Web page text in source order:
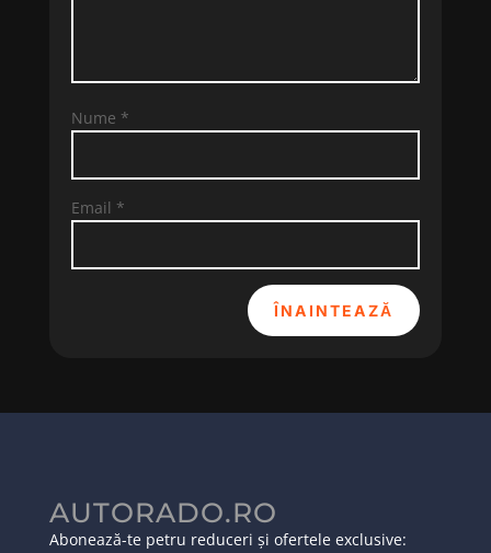
Nume *
Email *
ÎNAINTEAZĂ
AUTORADO.RO
Abonează-te petru reduceri și ofertele exclusive: